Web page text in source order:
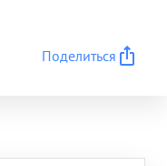
Поделиться